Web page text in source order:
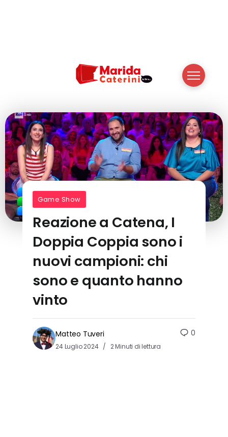
Game Show
Reazione a Catena, I
Doppia Coppia sono i
nuovi campioni: chi
sono e quanto hanno
vinto
Matteo Tuveri
24 Luglio 2024 2 Minuti di lettura
0